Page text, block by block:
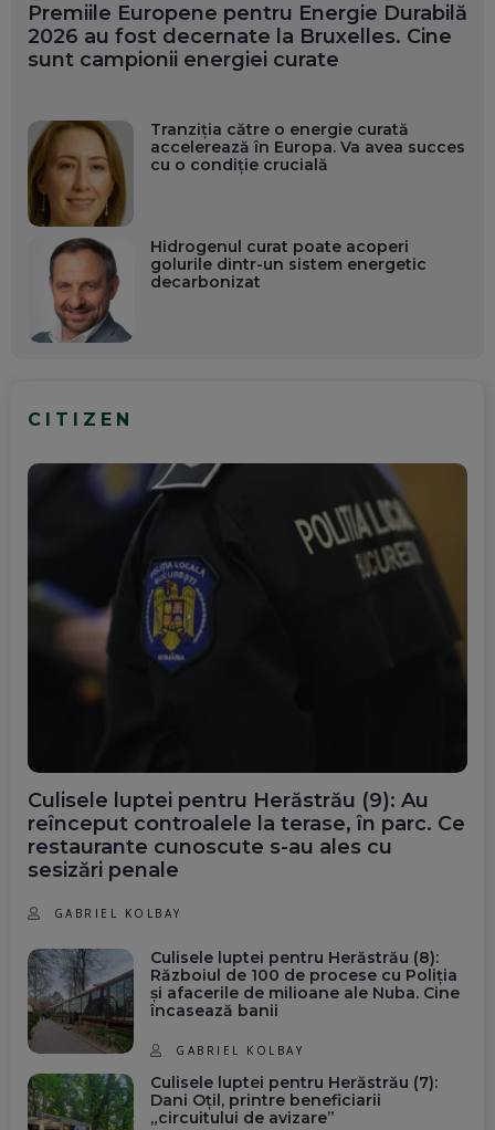
Premiile Europene pentru Energie Durabilă
2026 au fost decernate la Bruxelles. Cine
sunt campionii energiei curate
Tranziția către o energie curată
accelerează în Europa. Va avea succes
cu o condiție crucială
Hidrogenul curat poate acoperi
golurile dintr-un sistem energetic
decarbonizat
CITIZEN
Culisele luptei pentru Herăstrău (9): Au
reînceput controalele la terase, în parc. Ce
restaurante cunoscute s-au ales cu
sesizări penale
GABRIEL KOLBAY
Culisele luptei pentru Herăstrău (8):
Războiul de 100 de procese cu Poliția
și afacerile de milioane ale Nuba. Cine
încasează banii
GABRIEL KOLBAY
Culisele luptei pentru Herăstrău (7):
Dani Oțil, printre beneficiarii
„circuitului de avizare”